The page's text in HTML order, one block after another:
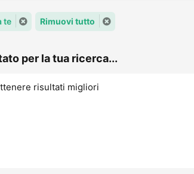
te Rimuovi tutto
per la tua ricerca...
risultati migliori